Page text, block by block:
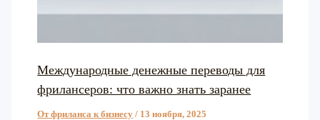
Международные денежные переводы для
фрилансеров: что важно знать заранее
От фриланса к бизнесу / 13 ноября, 2025